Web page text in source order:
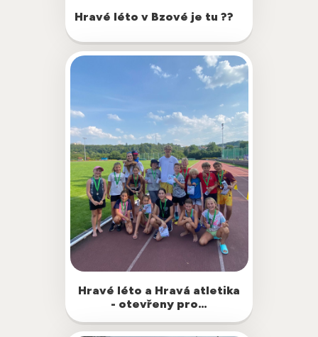
Hravé léto v Bzové je tu ??
života na vsi aneb od semínka k
v prvním srpnovém týdnu.
Hravé léto a Hravá atletika
- otevřeny pro…
Sněhová sezona je sice v plném proudu,
ale pohyb je důležitý po celý rok!
Otevřeli jsme tedy přihlášky pro letní
prázdninové dobrodružství na